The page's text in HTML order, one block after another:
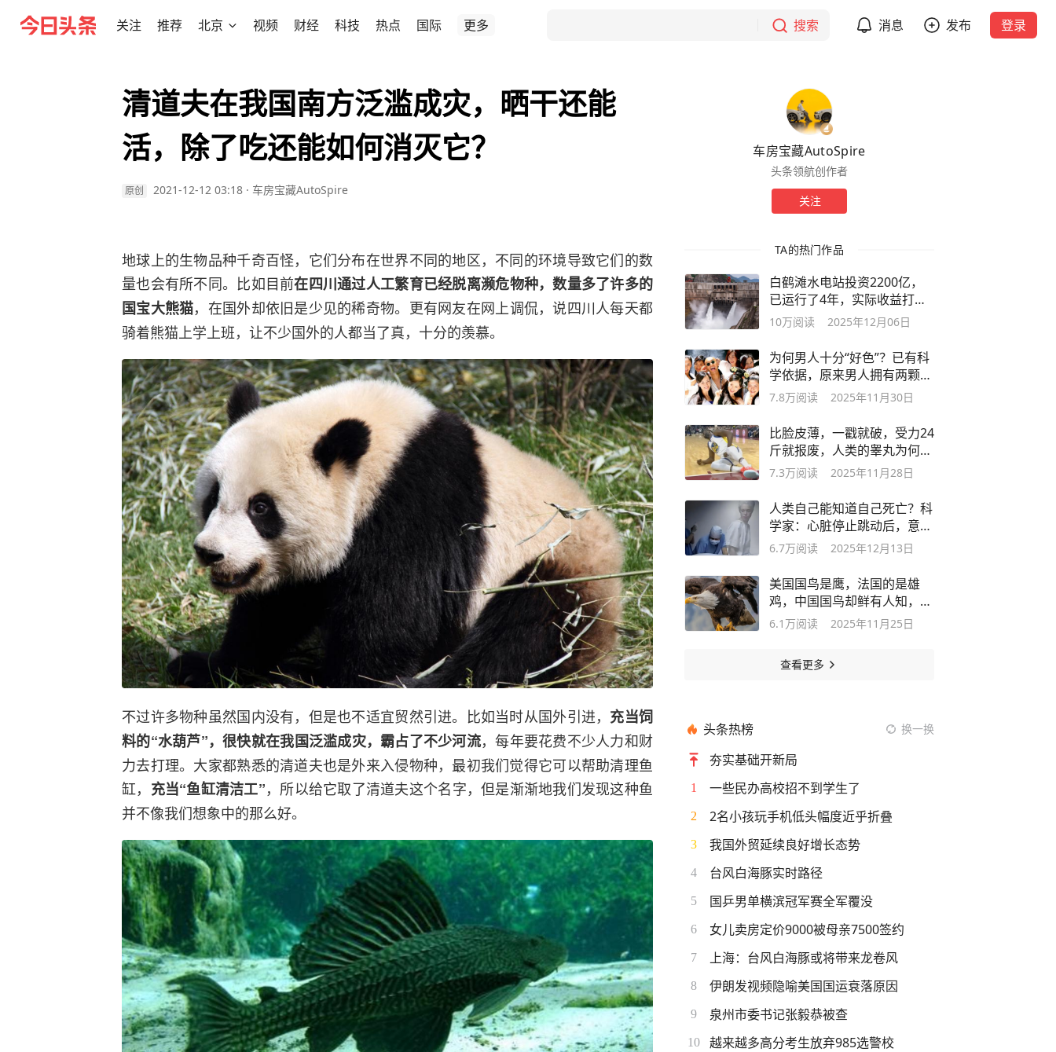
关注 推荐 北京 视频 财经 科技 热点 国际 更多 搜索 消息 发布 登录
清道夫在我国南方泛滥成灾，晒干还能
活，除了吃还能如何消灭它？
原创 2021-12-12 03:18 · 车房宝藏AutoSpire
地球上的生物品种千奇百怪，它们分布在世界不同的地区，不同的环境导致它们的数
量也会有所不同。比如目前在四川通过人工繁育已经脱离濒危物种，数量多了许多的
国宝大熊猫，在国外却依旧是少见的稀奇物。更有网友在网上调侃，说四川人每天都
骑着熊猫上学上班，让不少国外的人都当了真，十分的羡慕。
不过许多物种虽然国内没有，但是也不适宜贸然引进。比如当时从国外引进， 充当饲
料的“水葫芦”，很快就在我国泛滥成灾，霸占了不少河流，每年要花费不少人力和财
力去打理。大家都熟悉的清道夫也是外来入侵物种，最初我们觉得它可以帮助清理鱼
缸， 充当“鱼缸清洁工”，所以给它取了清道夫这个名字，但是渐渐地我们发现这种鱼
并不像我们想象中的那么好。
车房宝藏AutoSpire
头条领航创作者
关注
TA的热门作品
白鹤滩水电站投资2200亿，
已运行了4年，实际收益打脸
反对者！
10万阅读 2025年12月06日
为何男人十分“好色”？已有科
学依据，原来男人拥有两颗
“大脑”
7.8万阅读 2025年11月30日
比脸皮薄，一戳就破，受力24
斤就报废，人类的睾丸为何如
此脆弱？
7.3万阅读 2025年11月28日
人类自己能知道自己死亡？科
学家：心脏停止跳动后，意识
仍会持续
6.7万阅读 2025年12月13日
美国国鸟是鹰，法国的是雄
鸡，中国国鸟却鲜有人知，是
什么呢？
6.1万阅读 2025年11月25日
查看更多
头条热榜 换一换
夯实基础开新局
1 一些民办高校招不到学生了
2 2名小孩玩手机低头幅度近乎折叠
3 我国外贸延续良好增长态势
4 台风白海豚实时路径
5 国乒男单横滨冠军赛全军覆没
6 女儿卖房定价9000被母亲7500签约
7 上海：台风白海豚或将带来龙卷风
8 伊朗发视频隐喻美国国运衰落原因
9 泉州市委书记张毅恭被查
10 越来越多高分考生放弃985选警校